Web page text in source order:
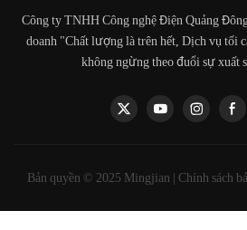
Công ty TNHH Công nghệ Điện Quảng
doanh "Chất lượng là trên hết, Dịch vụ tối
không ngừng theo đuổi sự xuất
Bản quyền © 2025 Mingjian | Chính sách